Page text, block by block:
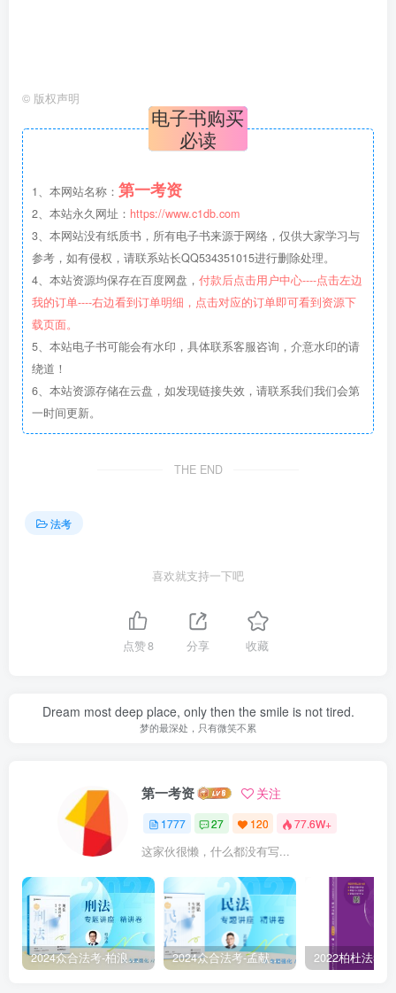
© 版权声明
电子书购买
必读
1、本网站名称： 第一考资
2、本站永久网址： https://www.c1db.com
3、本网站没有纸质书，所有电子书来源于网络，仅供大家学习与
参考，如有侵权，请联系站长QQ534351015进行删除处理。
4、本站资源均保存在百度网盘， 付款后点击用户中心----点击左边
我的订单----右边看到订单明细，点击对应的订单即可看到资源下
载页面。
5、本站电子书可能会有水印，具体联系客服咨询，介意水印的请
绕道！
6、本站资源存储在云盘，如发现链接失效，请联系我们我们会第
一时间更新。
THE END
法考
喜欢就支持一下吧
点赞8 分享 收藏
Dream most deep place, only then the smile is not tired.
梦的最深处，只有微笑不累
第一考资 关注
1777 27 120 77.6W+
这家伙很懒，什么都没有写...
2024众合法考-柏浪涛刑法-精讲卷pdf电子版（附视频1-76全） 2024众合法考-孟献贵民法-精讲卷.pdf